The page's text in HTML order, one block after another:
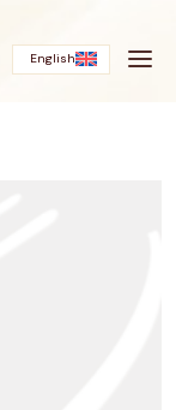
English